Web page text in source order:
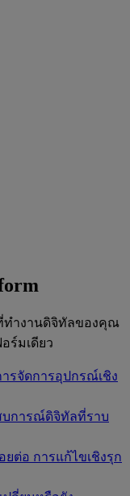
ทำงานดิจิทัลของคุณ
ร์มเดียว
ารจัดการอุปกรณ์เชิง
บการณ์ดิจิทัลที่ราบ
ยต่อ การแก้ไขเชิงรุก